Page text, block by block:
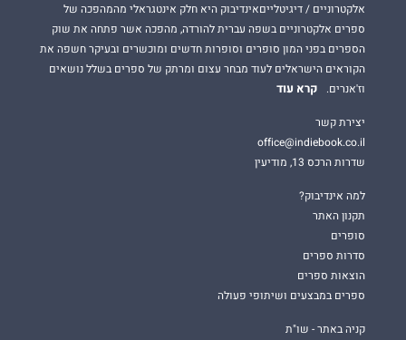
אלקטרוניים / דיגיטלייםאינדיבוק היא חלק אינטגראלי מהמהפכה של
ספרים אלקטרוניים בשפה עברית להורדה, מהפכה אשר פתחה את שוק
הספרים בפני המון סופרים וסופרות חדשים ומוכשרים ובעיקר חשפה את
הקוראים הישראלים לעוד מבחר עצום ומרתק של ספרים בשלל נושאים
וז'אנרים.
קרא עוד
יצירת קשר
office@indiebook.co.il
שדרות הרכס 13, מודיעין
למה אינדיבוק?
תקנון האתר
סופרים
סדרות ספרים
הוצאות ספרים
ספרים במבצעים ושיתופי פעולה
קניה באתר - שו"ת